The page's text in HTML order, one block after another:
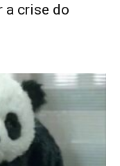
a crise do